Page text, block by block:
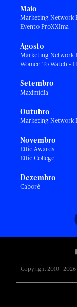
Maio
Marketing Network
Evento ProXXIma
Agosto
Marketing Network
Women To Watch -
Setembro
Maximídia
Outubro
Marketing Network
Novembro
Effie Awards
Effie College
Dezembro
Caboré
Copyright 2010 -